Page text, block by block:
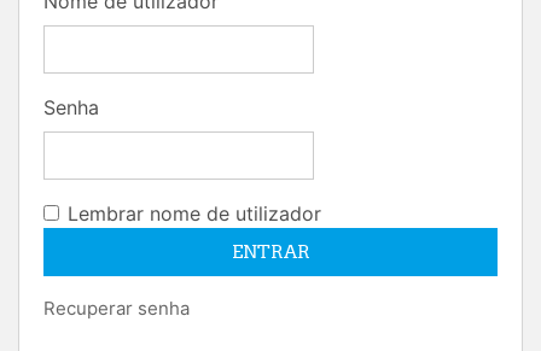
Senha
Lembrar nome de utilizador
Recuperar senha